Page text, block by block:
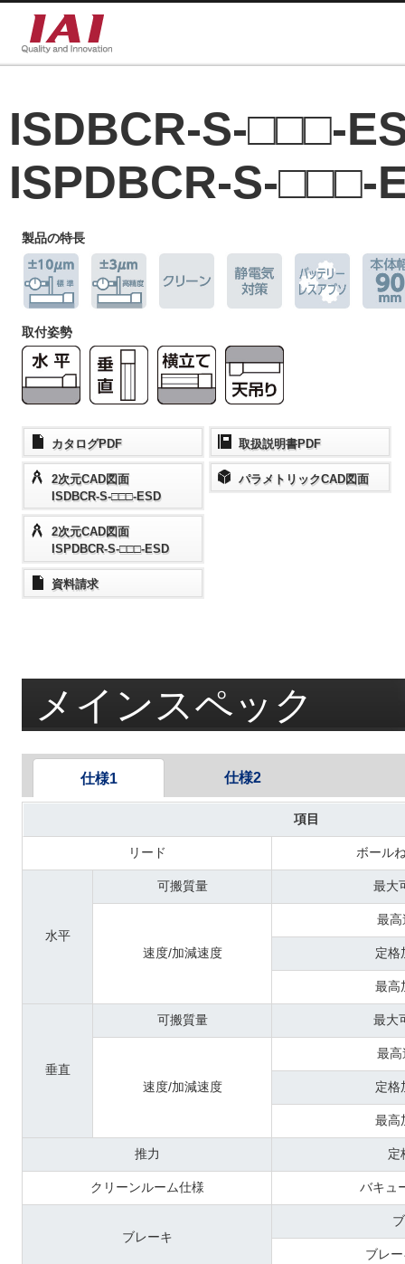
ISDBCR-S-□□□-
ISPDBCR-S-□□□-
製品の特長
取付姿勢
カタログPDF
2次元CAD図面
ISDBCR-S-□□□-ESD
2次元CAD図面
ISPDBCR-S-□□□-ESD
資料請求
取扱説明書PDF
パラメトリックCAD図面
メインスペック
仕様1
項目
リード ボール
水平
可搬質量 最大
速度/加減速度
最高
定格
最高
垂直
可搬質量 最大
速度/加減速度
最高
定格
最高
推力 定
クリーンルーム仕様 バキュ
ブレーキ
ブレ
仕様2